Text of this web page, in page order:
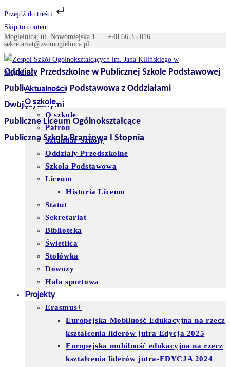
Przejdź do treści
Skip to content
Mogielnica, ul. Nowomiejska 1 +48 66 35 016
sekretariat@zsomogielnica.pl
Oddziały Przedszkolne w Publicznej Szkole Podstawowej
Publiczna Szkoła Podstawowa z Oddziałami
Dwujęzycznymi
Publiczne Liceum Ogólnokształcące
Publiczna Szkoła Branżowa I Stopnia
Aktualności
O szkole
O szkole
Patron
Sztandar Szkoły
Oddziały Przedszkolne
Szkoła Podstawowa
Liceum
Historia Liceum
Statut
Sekretariat
Biblioteka
Świetlica
Stołówka
Dowozy
Hala sportowa
Projekty
Erasmus+
Europejska Mobilność Edukacyjna na rzecz
kształcenia liderów jutra Edycja 2025
Europejska mobilność edukacyjna na rzecz
kształcenia liderów jutra-EDYCJA 2024